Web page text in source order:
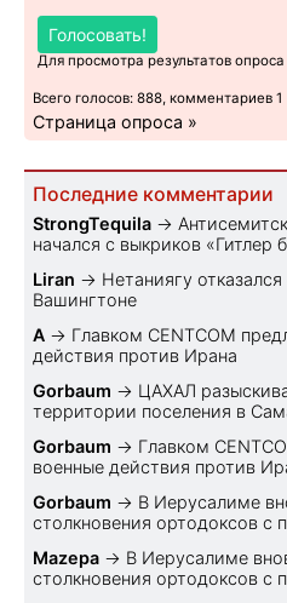
Голосовать!
Для просмотра результатов
Всего голосов: 888, комментариев 1
Страница опроса »
Последние комментарии
StrongTequila →
начался с выкриков «Гитлер
Liran → Нетаниягу
Вашингтоне
A → Главком CENTCOM
действия против Ирана
Gorbaum → ЦАХАЛ
территории поселения в
Gorbaum → Главком
военные действия против
Gorbaum → В Иерусалиме
столкновения ортодоксов с
Mazepa → В Иерусалиме
столкновения ортодоксов с